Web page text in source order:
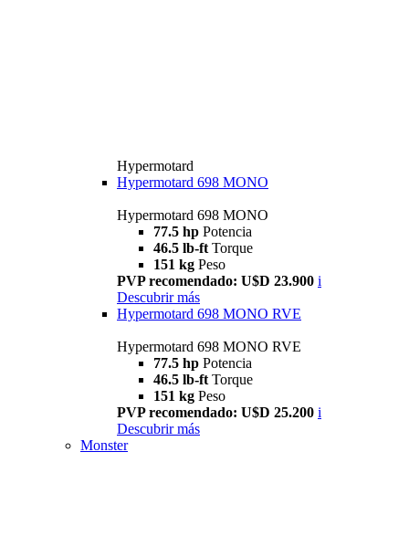
Hypermotard
Hypermotard 698 MONO
Hypermotard 698 MONO
77.5 hp Potencia
46.5 lb-ft Torque
151 kg Peso
PVP recomendado: U$D 23.900 i
Descubrir más
Hypermotard 698 MONO RVE
Hypermotard 698 MONO RVE
77.5 hp Potencia
46.5 lb-ft Torque
151 kg Peso
PVP recomendado: U$D 25.200 i
Descubrir más
Monster